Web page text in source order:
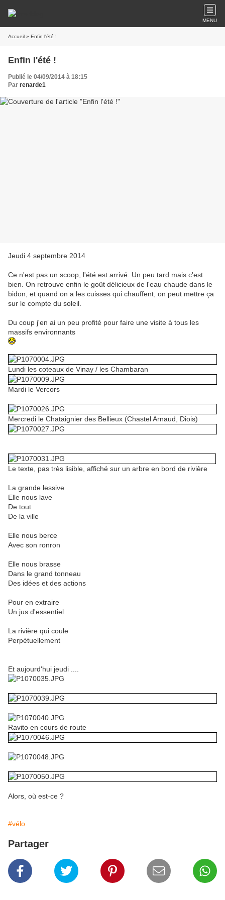
MENU
Accueil » Enfin l'été !
Enfin l'été !
Publié le 04/09/2014 à 18:15
Par renarde1
Jeudi 4 septembre 2014
Ce n'est pas un scoop, l'été est arrivé. Un peu tard mais c'est
bien. On retrouve enfin le goût délicieux de l'eau chaude dans le
bidon, et quand on a les cuisses qui chauffent, on peut mettre ça
sur le compte du soleil.
Du coup j'en ai un peu profité pour faire une visite à tous les
massifs environnants
Lundi les coteaux de Vinay / les Chambaran
Mardi le Vercors
Mercredi le Chataignier des Bellieux (Chastel Arnaud, Diois)
Le texte, pas très lisible, affiché sur un arbre en bord de rivière
La grande lessive
Elle nous lave
De tout
De la ville
Elle nous berce
Avec son ronron
Elle nous brasse
Dans le grand tonneau
Des idées et des actions
Pour en extraire
Un jus d'essentiel
La rivière qui coule
Perpétuellement
Et aujourd'hui jeudi ....
Ravito en cours de route
Alors, où est-ce ?
#vélo
Partager